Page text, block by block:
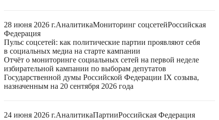
28 июня 2026 г.АналитикаМониторинг соцсетейРоссийская
Федерация
Пульс соцсетей: как политические партии проявляют себя
в социальных медиа на старте кампании
Отчёт о мониторинге социальных сетей на первой неделе
избирательной кампании по выборам депутатов
Государственной думы Российской Федерации IX созыва,
назначенным на 20 сентября 2026 года
24 июня 2026 г.АналитикаПартииРоссийская Федерация